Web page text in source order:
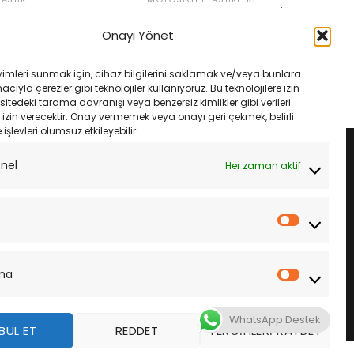
Onayı Yönet
sunmak için, cihaz bilgilerini saklamak ve/veya bunlara
çerezler gibi teknolojiler kullanıyoruz. Bu teknolojilere izin
tarama davranışı veya benzersiz kimlikler gibi verileri
verecektir. Onay vermemek veya onayı geri çekmek, belirli
işlevleri olumsuz etkileyebilir.
Her zaman aktif
İstatistik
ET REDDET TERCIHLERI KAYDET
₺17,485.00.
130/70-12 Michelin City Grip2 Lastik
Tk
fiyat:
₺9,300.00.
andaki
fiyat:
₺8,835.00.
SEPETE EKLE
WhatsApp Destek